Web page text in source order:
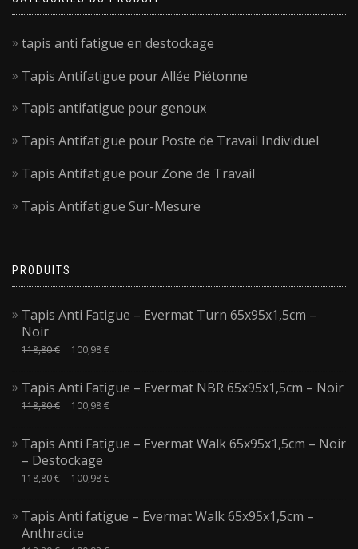
tapis anti fatigue en destockage
Tapis Antifatigue pour Allée Piétonne
Tapis antifatigue pour genoux
Tapis Antifatigue pour Poste de Travail Individuel
Tapis Antifatigue pour Zone de Travail
Tapis Antifatigue Sur-Mesure
PRODUITS
Tapis Anti Fatigue – Evermat Turn 65x95x1,5cm –
Noir
118,80€ 100,98€
Tapis Anti Fatigue – Evermat NBR 65x95x1,5cm – Noir
118,80€ 100,98€
Tapis Anti Fatigue – Evermat Walk 65x95x1,5cm – Noir
– Destockage
118,80€ 100,98€
Tapis Anti fatigue – Evermat Walk 65x95x1,5cm –
Anthracite